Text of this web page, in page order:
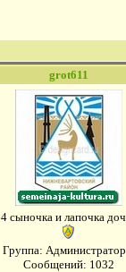
grot611
4 сыночка и лапочка
Группа:
Сообщений: 1032